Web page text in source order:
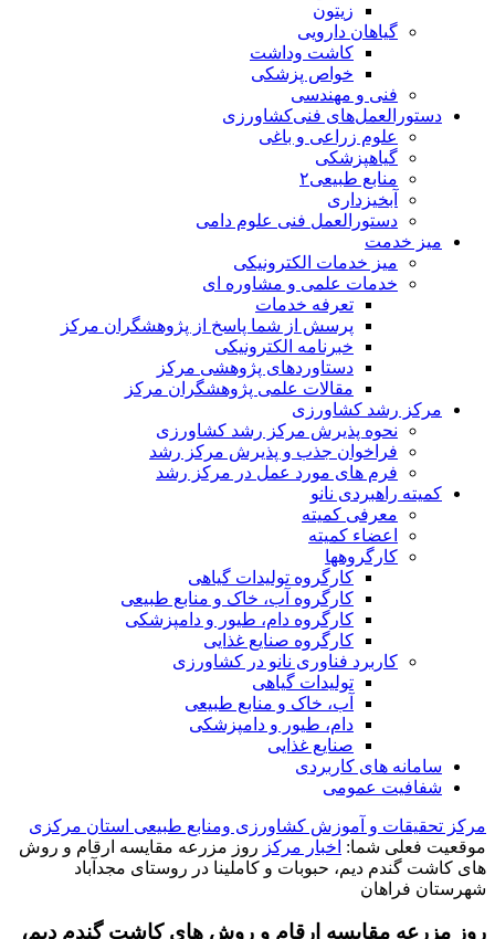
زیتون
گیاهان دارویی
کاشت وداشت
خواص پزشکی
فنی و مهندسی
دستورالعمل‌های فنی‌کشاورزی
علوم زراعی و باغی
گیاهپزشکی
منابع طبیعی۲
آبخیزداری
دستورالعمل فنی علوم دامی
میز خدمت
میز خدمات الکترونیکی
خدمات علمی و مشاوره ای
تعرفه خدمات
پرسش از شما پاسخ از پژوهشگران مرکز
خبرنامه الکترونیکی
دستاوردهای پژوهشی مرکز
مقالات علمی پژوهشگران مرکز
مرکز رشد کشاورزی
نحوه پذیرش مرکز رشد کشاورزی
فراخوان جذب و پذیرش مرکز رشد
فرم های مورد عمل در مرکز رشد
کمیته راهبردی نانو
معرفی کمیته
اعضاء کمیته
کارگروه‏ها
کارگروه تولیدات گیاهی
کارگروه آب، خاک و منابع طبیعی
کارگروه دام، طیور و دامپزشکی
کارگروه صنایع غذایی
کاربرد فناوری نانو در کشاورزی
تولیدات گیاهی
آب، خاک و منابع طبیعی
دام، طیور و دامپزشکی
صنایع غذایی
سامانه های کاربردی
شفافیت عمومی
مرکز تحقیقات و آموزش کشاورزی ومنابع طبیعی استان مرکزی
موقعیت فعلی شما: اخبار مرکز روز مزرعه مقایسه ارقام و روش
های کاشت گندم دیم، حبوبات و کاملینا در روستای مجدآباد
شهرستان فراهان
روز مزرعه مقایسه ارقام و روش های کاشت گندم دیم،